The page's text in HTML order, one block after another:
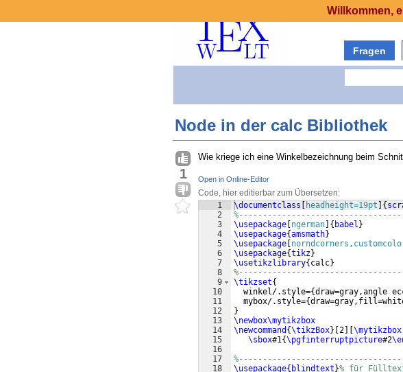
Fragen
Node in der calc Bibliothek
1
Wie kriege ich eine Winkelbezeichnung beim
Open in Online-Editor
Code, hier editierbar zum Übersetzen:
1
2
3
4
5
6
7
8
9
10
11
12
13
14
15
16
17
18
\documentclass headheight=19pt {
\usepackage ngerman { babel }
\usepackage{amsmath}
\usepackage
\usepackage{tikz}
\usetikzlibrary{ calc}
\tikzset{
  winkel/.style=
{draw=gray,angle
  mybox/.style=
{
}
\newbox\mytikzbox
\newcommand {\tikzBox} 2 \mytikzbox
\sbox#1{\pgfinterruptpicture#2
\usepackage{ blindtext }% für
Willkommen,